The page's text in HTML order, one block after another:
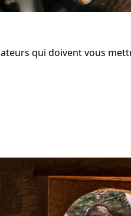
qui doivent vous